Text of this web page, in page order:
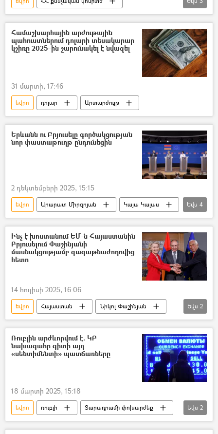
մաքսանենգություն
«Զվարթնոց» օդանավակայան
Ձերբակալություն
Համաշխարհային արժութային
պահուստներում դոլարի տեսակարար
կշիռը 2025–ին շարունակել է նվազել
31 մարտի, 17:46
եվրո դոլար Արտարժույթ
Երևանն ու Բրյուսելը գործակցության
նոր փաստաթուղթ ընդունեցին
2 դեկտեմբերի 2025, 15:15
եվրո Արարատ Միրզոյան
Կայա Կալաս
Եվրամիություն
Հիբրիդային պատերազմ
օգնություն
դրամաշնորհ
Եվս 4
Ինչ է խոստանում ԵՄ-ն Հայաստանին
Բրյուսելում Փաշինյանի
մասնակցությամբ գագաթնաժողովից
հետո
14 հուլիսի 2025, 16:06
եվրո Հայաստան
Նիկոլ Փաշինյան
Բրյուսել
Ուրսուլա ֆոն դեր Լյայեն
Եվս 2
Ռուբլին արժևորվում է. ԿԲ
նախագահը գիտի այդ
«սենտիմենտի» պատճառները
18 մարտի 2025, 15:18
եվրո ռուբլի
Տարադրամի փոխարժեք
դրամ
դոլար
Եվս 2